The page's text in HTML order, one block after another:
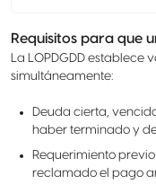
Requisitos para que
La LOPDGDD establece
simultáneamente:
Deuda cierta,
haber terminado y
Requerimiento
reclamado el pago